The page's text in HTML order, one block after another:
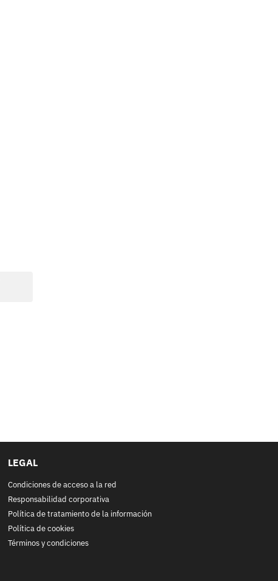
LEGAL
Condiciones de acceso a la red
Responsabilidad corporativa
Política de tratamiento de la información
Política de cookies
Términos y condiciones